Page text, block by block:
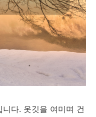
다. 옷깃을 여미며 건